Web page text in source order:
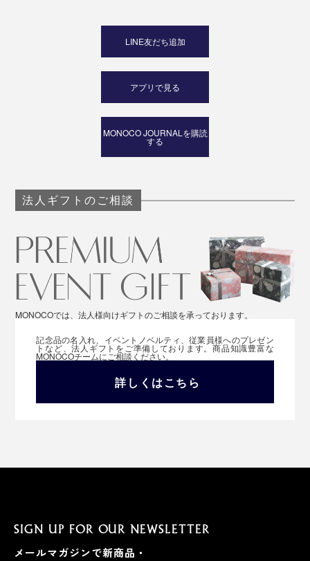
LINE友だち追加
アプリで見る
MONOCO JOURNALを購読
する
法人ギフトのご相談
MONOCOでは、法人様向けギフトのご相談を承っております。
記念品の名入れ、イベントノベルティ、従業員様へのプレゼン
トなど、法人ギフトをご準備しております。商品知識豊富な
MONOCOチームにご相談ください。
詳しくはこちら
SIGN UP FOR OUR NEWSLETTER
メールマガジンで新商品・